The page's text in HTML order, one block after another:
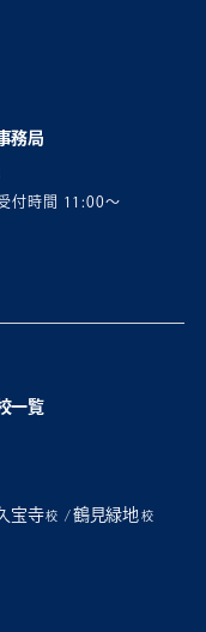
務局
付時間 11:00〜
一覧
宝寺 校 /鶴見緑地 校